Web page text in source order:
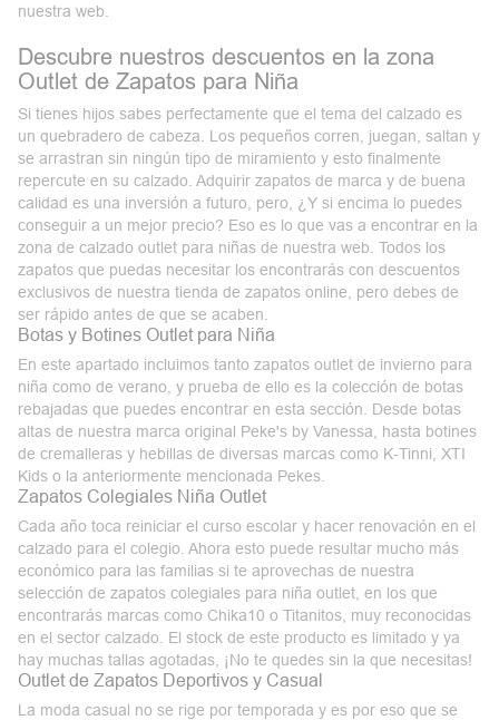
nuestra web.
Descubre nuestros descuentos en la zona
Outlet de Zapatos para Niña
Si tienes hijos sabes perfectamente que el tema del calzado es
un quebradero de cabeza. Los pequeños corren, juegan, saltan y
se arrastran sin ningún tipo de miramiento y esto finalmente
repercute en su calzado. Adquirir zapatos de marca y de buena
calidad es una inversión a futuro, pero, ¿Y si encima lo puedes
conseguir a un mejor precio? Eso es lo que vas a encontrar en la
zona decalzado outlet para niñas de nuestra web. Todos los
zapatos que puedas necesitar los encontrarás con descuentos
exclusivos de nuestra tienda de zapatos online, pero debes de
ser rápido antes de que se acaben.
Botas y Botines Outlet para Niña
En este apartado incluimos tanto zapatos outlet de invierno para
niña como de verano, y prueba de ello es la colección de botas
rebajadas que puedes encontrar en esta sección. Desde botas
altas de nuestra marca original Peke's by Vanessa , hasta botines
de cremalleras y hebillas de diversas marcas como K-Tinni, XTI
Kids o la anteriormente mencionada Pekes.
Zapatos Colegiales Niña Outlet
Cada año toca reiniciar el curso escolar y hacer renovación en el
calzado para el colegio. Ahora esto puede resultar mucho más
económico para las familias si te aprovechas de nuestra
selección dezapatos colegiales para niña outlet , en los que
encontrarás marcas como Chika10 o Titanitos, muy reconocidas
en el sector calzado. El stock de este producto es limitado y ya
hay muchas tallas agotadas, ¡No te quedes sin la que necesitas!
Outlet de Zapatos Deportivos y Casual
La moda casual no se rige por temporada y es por eso que se